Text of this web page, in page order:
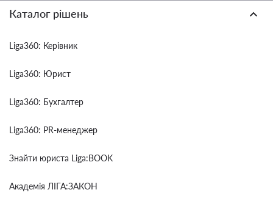
Каталог рішень
Liga360: Керівник
Liga360: Юрист
Liga360: Бухгалтер
Liga360: PR-менеджер
Знайти юриста Liga:BOOK
Академія ЛІГА:ЗАКОН